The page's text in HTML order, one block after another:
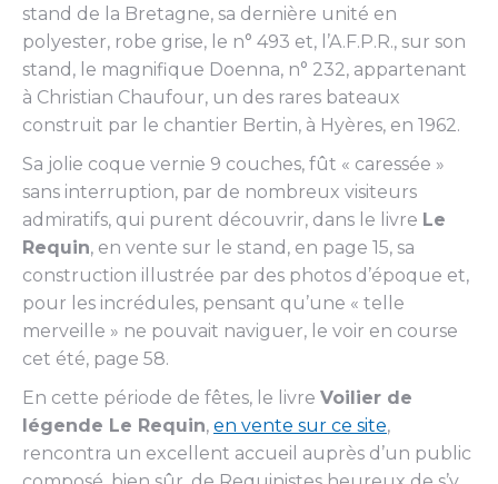
stand de la Bretagne, sa dernière unité en
polyester, robe grise, le n° 493 et, l’A.F.P.R., sur son
stand, le magnifique Doenna, n° 232, appartenant
à Christian Chaufour, un des rares bateaux
construit par le chantier Bertin, à Hyères, en 1962.
Sa jolie coque vernie 9 couches, fût « caressée »
sans interruption, par de nombreux visiteurs
admiratifs, qui purent découvrir, dans le livre Le
Requin, en vente sur le stand, en page 15, sa
construction illustrée par des photos d’époque et,
pour les incrédules, pensant qu’une « telle
merveille » ne pouvait naviguer, le voir en course
cet été, page 58.
En cette période de fêtes, le livre Voilier de
légende Le Requin, en vente sur ce site,
rencontra un excellent accueil auprès d’un public